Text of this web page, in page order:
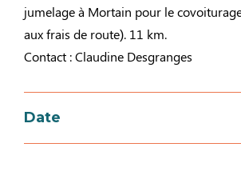
jumelage à Mortain pour le
aux frais de route). 11 km.
Contact : Claudine Desgranges
Date